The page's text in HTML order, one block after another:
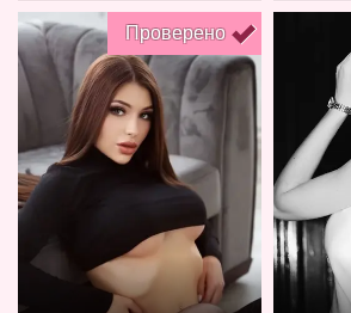
Проверено